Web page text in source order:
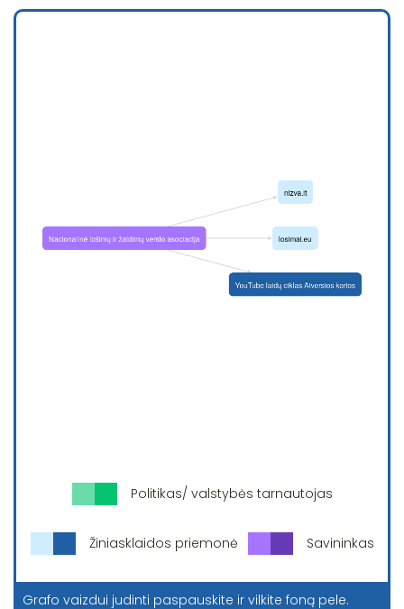
Politikas/ valstybės tarnautojas
Žiniasklaidos priemonė Savininkas
Grafo vaizdui judinti paspauskite ir vilkite foną pele.